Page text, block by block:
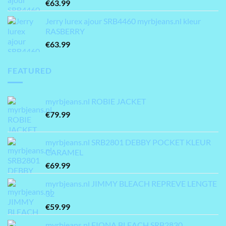
€63.99
Jerry lurex ajour SRB4460 myrbjeans.nl kleur
RASBERRY
€63.99
FEATURED
myrbjeans.nl ROBIE JACKET
€79.99
myrbjeans.nl SRB2801 DEBBY POCKET KLEUR
CARAMEL
€69.99
myrbjeans.nl JIMMY BLEACH REPREVE LENGTE
32
€59.99